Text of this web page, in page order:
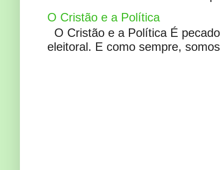
O Cristão e a Política
O Cristão e a Política É
eleitoral. E como sempre,